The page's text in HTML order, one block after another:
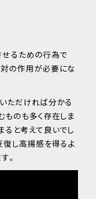
せるための行為で
の作用が必要にな
ただければ分かる
ものも多く存在しま
ると考えて良いでし
復し高揚感を得るよ
。